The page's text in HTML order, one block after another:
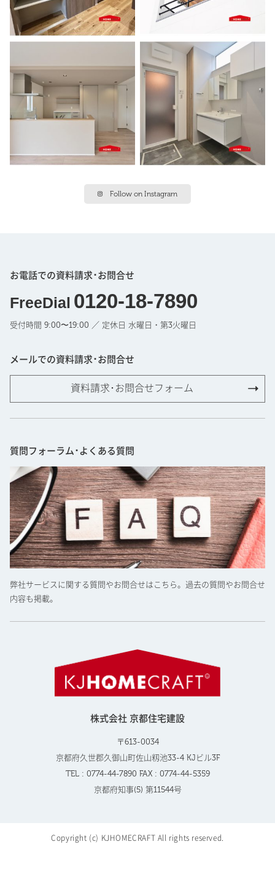
Follow on Instagram
お電話での資料請求･お問合せ
FreeDial 0120-18-7890
受付時間 9:00〜19:00 ／ 定休日 水曜日・第3火曜日
メールでの資料請求･お問合せ
資料請求･お問合せフォーム
質問フォーラム･よくある質問
弊社サービスに関する質問やお問合せはこちら。過去の質問やお問合せ
内容も掲載。
株式会社 京都住宅建設
〒613-0034
京都府久世郡久御山町佐山籾池33-4 KJビル3F
TEL : 0774-44-7890 FAX : 0774-44-5359
京都府知事(5) 第11544号
Copyright (c) KJHOMECRAFT All rights reserved.